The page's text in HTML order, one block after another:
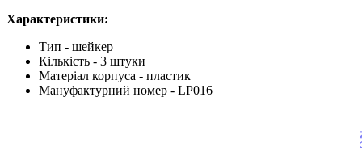
Характеристики:
Тип - шейкер
Кількість - 3 штуки
Матеріал корпуса - пластик
Мануфактурний номер - LP016